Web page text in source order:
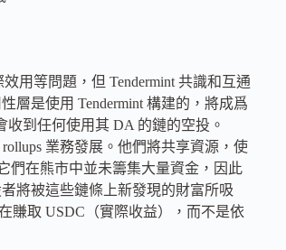
用等問題，但 Tendermint 共識和互通
層是使用 Tendermint 構建的，將成爲
到任何使用其 DA 的鏈的空投。
業務發展。他們將共享資源，使
們在熊市中並未籌集大量資金，因此
將被這些鏈條上新發現的財富所吸
賺取 USDC（實際收益），而不是依